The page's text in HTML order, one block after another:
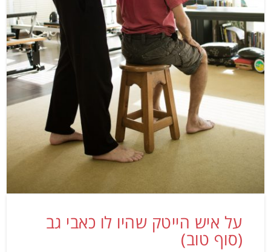
על איש הייטק שהיו לו כאבי גב
(סוף טוב)